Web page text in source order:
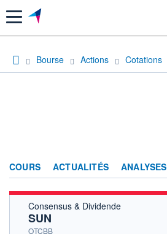
Menu
Bourse Actions Cotations
COURS ACTUALITÉS ANALYSES
Consensus & Dividende
SUN
OTCBB